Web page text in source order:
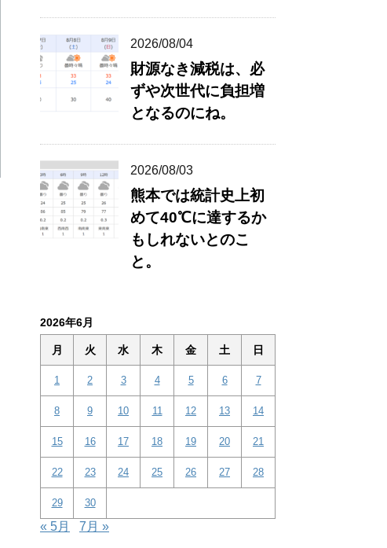
2026/08/04
財源なき減税は、必
ずや次世代に負担増
となるのにね。
2026/08/03
熊本では統計史上初
めて40℃に達するか
もしれないとのこ
と。
2026年6月
月 火 水 木 金 土 日
1 2 3 4 5 6 7
8 9 10 11 12 13 14
15 16 17 18 19 20 21
22 23 24 25 26 27 28
29 30
« 5月 7月 »